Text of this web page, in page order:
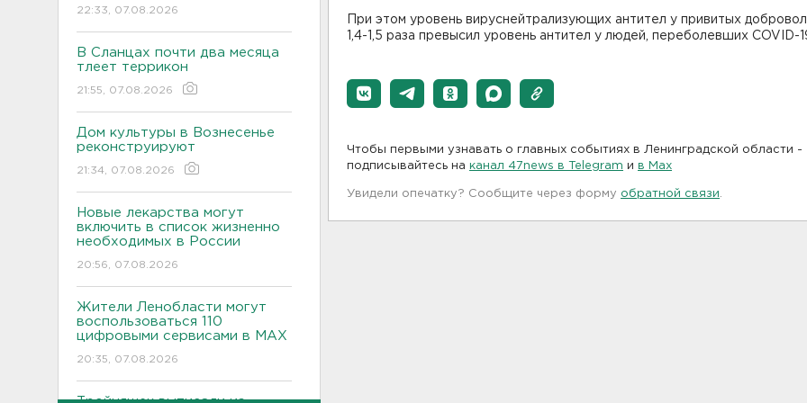
22:33, 07.08.2026
В Сланцах почти два месяца
тлеет террикон
21:55, 07.08.2026
Дом культуры в Вознесенье
реконструируют
21:34, 07.08.2026
Новые лекарства могут
включить в список жизненно
необходимых в России
20:56, 07.08.2026
Жители Ленобласти могут
воспользоваться 110
цифровыми сервисами в МАХ
20:35, 07.08.2026
При этом уровень вируснейтрализующих антител у привитых
1,4-1,5 раза превысил уровень антител у людей, переболевших COVID-
Чтобы первыми узнавать о главных событиях в Ленинградской области -
подписывайтесь на канал 47news в Telegram и в Maх
Увидели опечатку? Сообщите через форму обратной связи